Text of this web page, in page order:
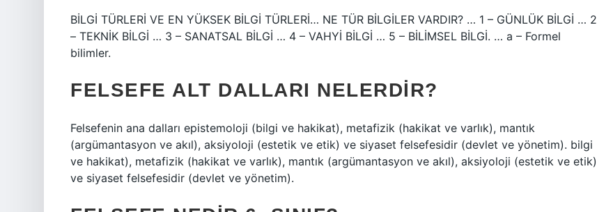
BİLGİ TÜRLERİ VE EN YÜKSEK BİLGİ TÜRLERİ… NE TÜR BİLGİLER VARDIR? … 1 – GÜNLÜK BİLGİ … 2
– TEKNİK BİLGİ … 3 – SANATSAL BİLGİ … 4 – VAHYİ BİLGİ … 5 – BİLİMSEL BİLGİ. … a – Formel
bilimler.
FELSEFE ALT DALLARI NELERDIR?
Felsefenin ana dalları epistemoloji (bilgi ve hakikat), metafizik (hakikat ve varlık), mantık
(argümantasyon ve akıl), aksiyoloji (estetik ve etik) ve siyaset felsefesidir (devlet ve yönetim). bilgi
ve hakikat), metafizik (hakikat ve varlık), mantık (argümantasyon ve akıl), aksiyoloji (estetik ve etik)
ve siyaset felsefesidir (devlet ve yönetim).